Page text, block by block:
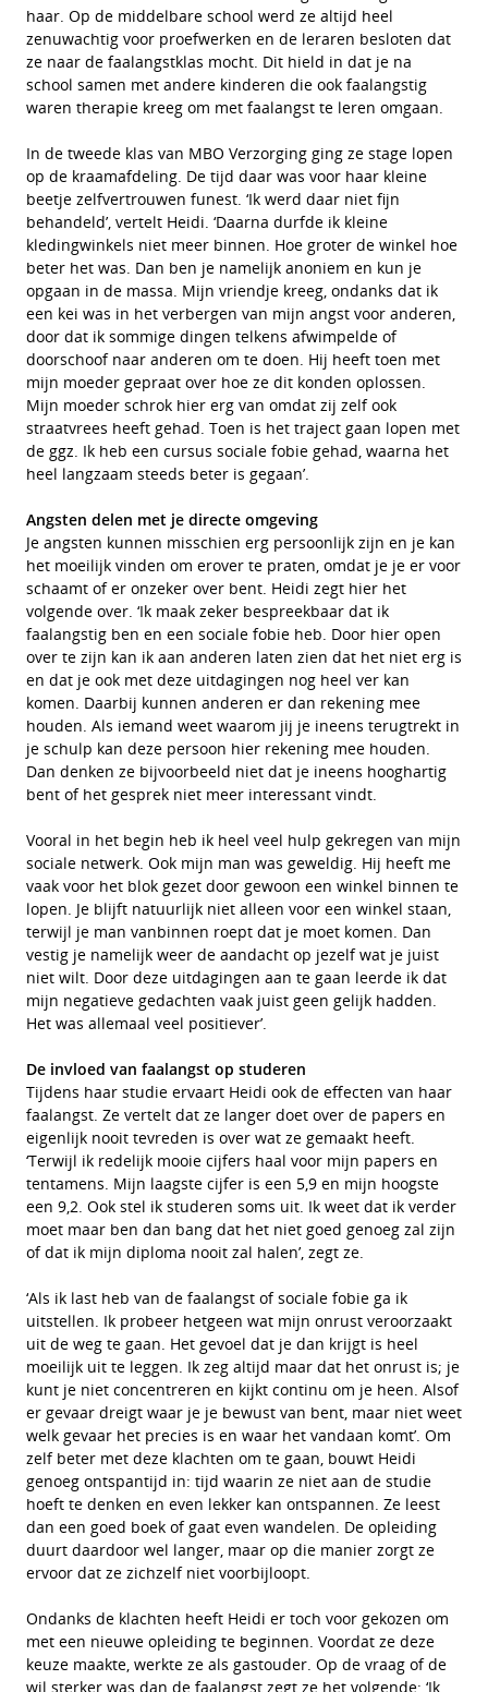
haar. Op de middelbare school werd ze altijd heel
zenuwachtig voor proefwerken en de leraren besloten dat
ze naar de faalangstklas mocht. Dit hield in dat je na
school samen met andere kinderen die ook faalangstig
waren therapie kreeg om met faalangst te leren omgaan.
In de tweede klas van MBO Verzorging ging ze stage lopen
op de kraamafdeling. De tijd daar was voor haar kleine
beetje zelfvertrouwen funest. ‘Ik werd daar niet fijn
behandeld’, vertelt Heidi. ‘Daarna durfde ik kleine
kledingwinkels niet meer binnen. Hoe groter de winkel hoe
beter het was. Dan ben je namelijk anoniem en kun je
opgaan in de massa. Mijn vriendje kreeg, ondanks dat ik
een kei was in het verbergen van mijn angst voor anderen,
door dat ik sommige dingen telkens afwimpelde of
doorschoof naar anderen om te doen. Hij heeft toen met
mijn moeder gepraat over hoe ze dit konden oplossen.
Mijn moeder schrok hier erg van omdat zij zelf ook
straatvrees heeft gehad. Toen is het traject gaan lopen met
de ggz. Ik heb een cursus sociale fobie gehad, waarna het
heel langzaam steeds beter is gegaan’.
Angsten delen met je directe omgeving
Je angsten kunnen misschien erg persoonlijk zijn en je kan
het moeilijk vinden om erover te praten, omdat je je er voor
schaamt of er onzeker over bent. Heidi zegt hier het
volgende over. ‘Ik maak zeker bespreekbaar dat ik
faalangstig ben en een sociale fobie heb. Door hier open
over te zijn kan ik aan anderen laten zien dat het niet erg is
en dat je ook met deze uitdagingen nog heel ver kan
komen. Daarbij kunnen anderen er dan rekening mee
houden. Als iemand weet waarom jij je ineens terugtrekt in
je schulp kan deze persoon hier rekening mee houden.
Dan denken ze bijvoorbeeld niet dat je ineens hooghartig
bent of het gesprek niet meer interessant vindt.
Vooral in het begin heb ik heel veel hulp gekregen van mijn
sociale netwerk. Ook mijn man was geweldig. Hij heeft me
vaak voor het blok gezet door gewoon een winkel binnen te
lopen. Je blijft natuurlijk niet alleen voor een winkel staan,
terwijl je man vanbinnen roept dat je moet komen. Dan
vestig je namelijk weer de aandacht op jezelf wat je juist
niet wilt. Door deze uitdagingen aan te gaan leerde ik dat
mijn negatieve gedachten vaak juist geen gelijk hadden.
Het was allemaal veel positiever’.
De invloed van faalangst op studeren
Tijdens haar studie ervaart Heidi ook de effecten van haar
faalangst. Ze vertelt dat ze langer doet over de papers en
eigenlijk nooit tevreden is over wat ze gemaakt heeft.
‘Terwijl ik redelijk mooie cijfers haal voor mijn papers en
tentamens. Mijn laagste cijfer is een 5,9 en mijn hoogste
een 9,2. Ook stel ik studeren soms uit. Ik weet dat ik verder
moet maar ben dan bang dat het niet goed genoeg zal zijn
of dat ik mijn diploma nooit zal halen’, zegt ze.
‘Als ik last heb van de faalangst of sociale fobie ga ik
uitstellen. Ik probeer hetgeen wat mijn onrust veroorzaakt
uit de weg te gaan. Het gevoel dat je dan krijgt is heel
moeilijk uit te leggen. Ik zeg altijd maar dat het onrust is; je
kunt je niet concentreren en kijkt continu om je heen. Alsof
er gevaar dreigt waar je je bewust van bent, maar niet weet
welk gevaar het precies is en waar het vandaan komt’. Om
zelf beter met deze klachten om te gaan, bouwt Heidi
genoeg ontspantijd in: tijd waarin ze niet aan de studie
hoeft te denken en even lekker kan ontspannen. Ze leest
dan een goed boek of gaat even wandelen. De opleiding
duurt daardoor wel langer, maar op die manier zorgt ze
ervoor dat ze zichzelf niet voorbijloopt.
Ondanks de klachten heeft Heidi er toch voor gekozen om
met een nieuwe opleiding te beginnen. Voordat ze deze
keuze maakte, werkte ze als gastouder. Op de vraag of de
wil sterker was dan de faalangst zegt ze het volgende: ‘Ik